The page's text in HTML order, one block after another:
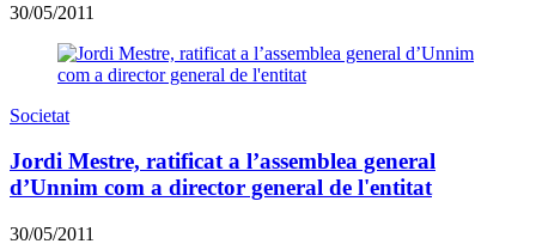
30/05/2011
Societat
Jordi Mestre, ratificat a l’assemblea general
d’Unnim com a director general de l'entitat
30/05/2011